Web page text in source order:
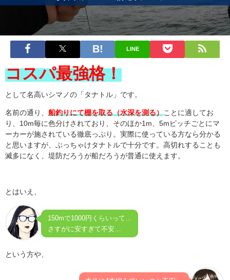
LINE
コスパ最強格！
として名高いシマノの「タナトル」です。
名前の通り、 船釣りにて棚を取る（水深を測る）
ことに適してお
り、10m毎に色分けされており、そのほか1m、5mピッチごとにマ
ーカーが施されている徹底っぷり。実際に使っている方なら分かる
と思いますが、ぶっちゃけタナトルで十分です。高切れすることも
滅多になく、堤防だろうが船だろうが普通に使えます。
とはいえ、
150mで1000円くらいって…
さすがに安すぎて不安…
という方や、